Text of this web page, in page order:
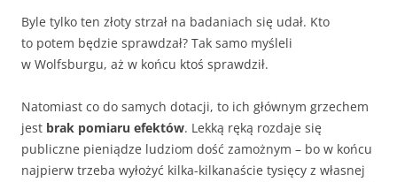
Byle tylko ten złoty strzał na badaniach się udał. Kto
to potem będzie sprawdzał? Tak samo myśleli
w Wolfsburgu, aż w końcu ktoś sprawdził.
Natomiast co do samych dotacji, to ich głównym grzechem
jest brak pomiaru efektów. Lekką ręką rozdaje się
publiczne pieniądze ludziom dość zamożnym – bo w końcu
najpierw trzeba wyłożyć kilka-kilkanaście tysięcy z własnej